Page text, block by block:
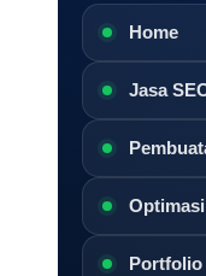
Home
Jasa
Portfolio